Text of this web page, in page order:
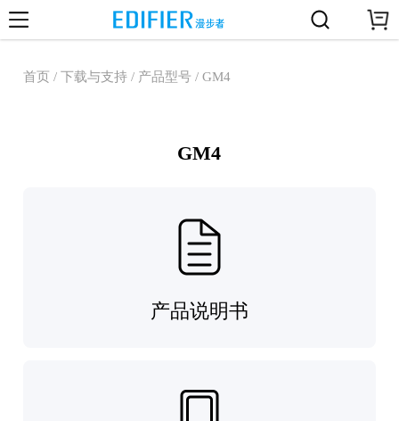
首页 / 下载与支持 / 产品型号 / GM4
GM4
产品说明书